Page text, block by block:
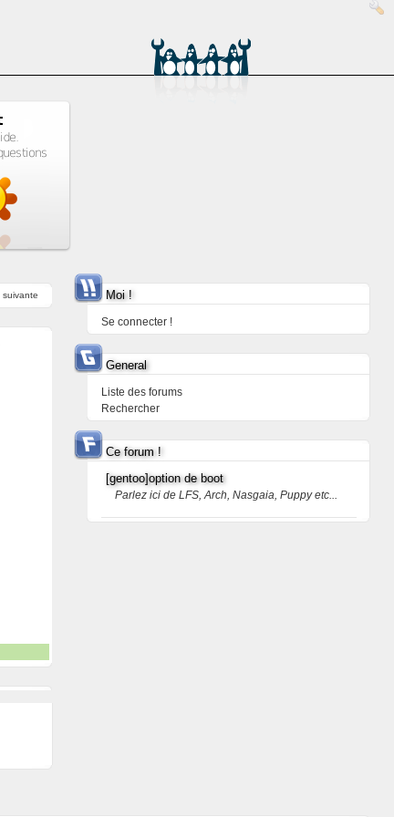
suivante Moi !
Se connecter !
General
Liste des forums
Rechercher
Ce forum !
[gentoo]option de boot
Parlez ici de LFS, Arch, Nasgaia, Puppy etc...